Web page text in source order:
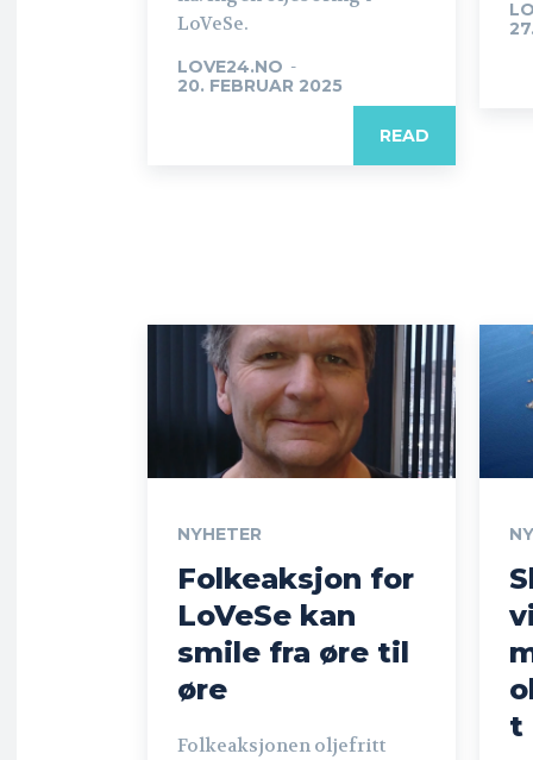
LoVeSe.
LOVE24.NO -
20. FEBRUAR 2025
READ
NYHETER
Folkeaksjon for
LoVeSe kan
smile fra øre til
øre
Folkeaksjonen oljefritt
t